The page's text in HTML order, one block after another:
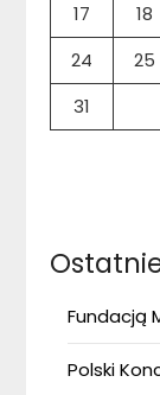
17
18
24
25
31
Fundacją
Polski